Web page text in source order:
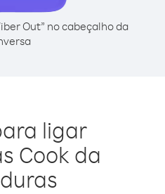
Out” no cabeçalho da
ligar
Cook da